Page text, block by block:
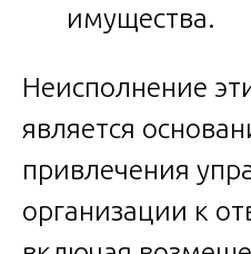
имущества.
Неисполнение
является
привлечения
организации к